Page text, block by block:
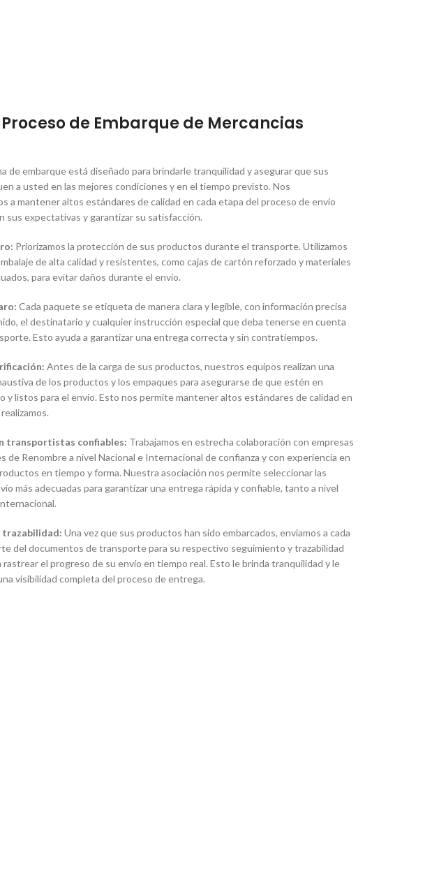
de Embarque de Mercancias
de embarque está diseñado para brindarle tranquilidad y asegurar que sus
a usted en las mejores condiciones y en el tiempo previsto. Nos
a mantener altos estándares de calidad en cada etapa del proceso de envío
sus expectativas y garantizar su satisfacción.
Priorizamos la protección de sus productos durante el transporte. Utilizamos
de alta calidad y resistentes, como cajas de cartón reforzado y materiales
para evitar daños durante el envío.
Cada paquete se etiqueta de manera clara y legible, con información precisa
el destinatario y cualquier instrucción especial que deba tenerse en cuenta
Esto ayuda a garantizar una entrega correcta y sin contratiempos.
Antes de la carga de sus productos, nuestros equipos realizan una
de los productos y los empaques para asegurarse de que estén en
y listos para el envío. Esto nos permite mantener altos estándares de calidad en
transportistas confiables: Trabajamos en estrecha colaboración con empresas
de Renombre a nivel Nacional e Internacional de confianza y con experiencia en
en tiempo y forma. Nuestra asociación nos permite seleccionar las
más adecuadas para garantizar una entrega rápida y confiable, tanto a nivel
trazabilidad: Una vez que sus productos han sido embarcados, enviamos a cada
del documentos de transporte para su respectivo seguimiento y trazabilidad
rastrear el progreso de su envío en tiempo real. Esto le brinda tranquilidad y le
visibilidad completa del proceso de entrega.